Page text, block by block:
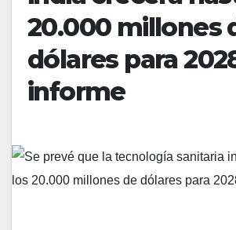
20.000 millones
dólares para
informe